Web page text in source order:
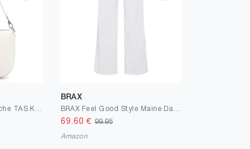
BRAX
69.60 € 99.95
Amazon